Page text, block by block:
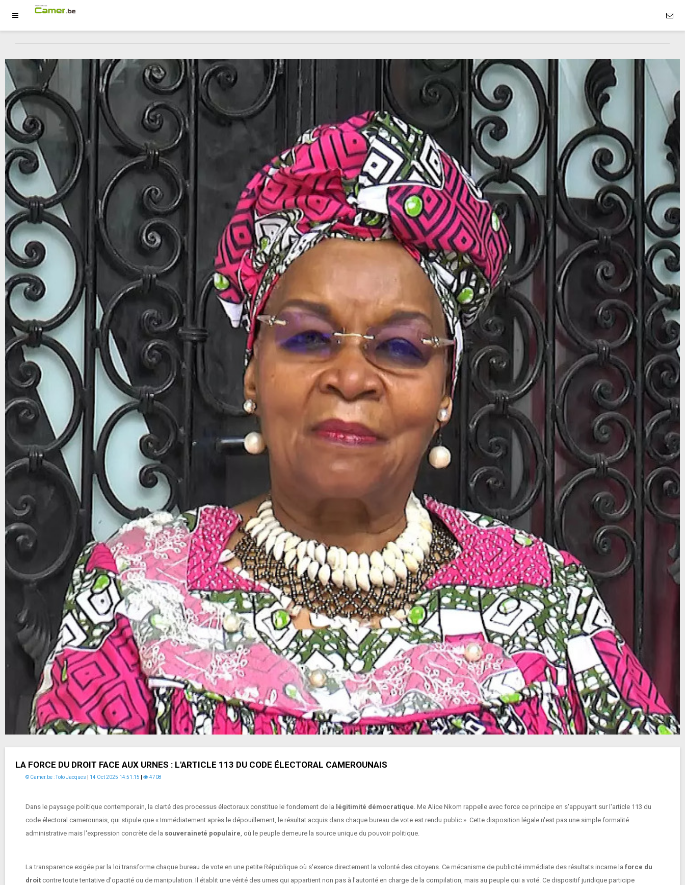
LA FORCE DU DROIT FACE AUX URNES : L'ARTICLE 113 DU CODE ÉLECTORAL CAMEROUNAIS
© Camer.be : Toto Jacques 14 Oct 2025 14:51:15 4708
Dans le paysage politique contemporain, la clarté des processus électoraux constitue le fondement de la légitimité démocratique. Me Alice Nkom rappelle avec force ce principe en s'appuyant sur l'article 113 du
code électoral camerounais, qui stipule que « Immédiatement après le dépouillement, le résultat acquis dans chaque bureau de vote est rendu public ». Cette disposition légale n'est pas une simple formalité
administrative mais l'expression concrète de la souveraineté populaire, où le peuple demeure la source unique du pouvoir politique.
La transparence exigée par la loi transforme chaque bureau de vote en une petite République où s'exerce directement la volonté des citoyens. Ce mécanisme de publicité immédiate des résultats incarne la force du
droit contre toute tentative d'opacité ou de manipulation. Il établit une vérité des urnes qui appartient non pas à l'autorité en charge de la compilation, mais au peuple qui a voté. Ce dispositif juridique participe